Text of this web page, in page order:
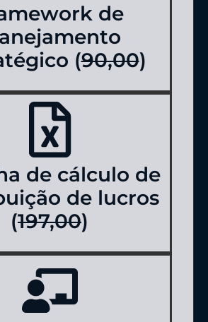
de
(90,00)
de cálculo de
de lucros
(197,00)